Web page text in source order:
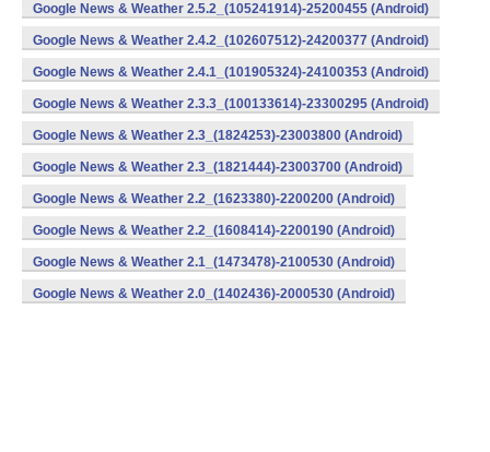
Google News & Weather 2.5.2_(105241914)-25200455 (Android)
Google News & Weather 2.4.2_(102607512)-24200377 (Android)
Google News & Weather 2.4.1_(101905324)-24100353 (Android)
Google News & Weather 2.3.3_(100133614)-23300295 (Android)
Google News & Weather 2.3_(1824253)-23003800 (Android)
Google News & Weather 2.3_(1821444)-23003700 (Android)
Google News & Weather 2.2_(1623380)-2200200 (Android)
Google News & Weather 2.2_(1608414)-2200190 (Android)
Google News & Weather 2.1_(1473478)-2100530 (Android)
Google News & Weather 2.0_(1402436)-2000530 (Android)